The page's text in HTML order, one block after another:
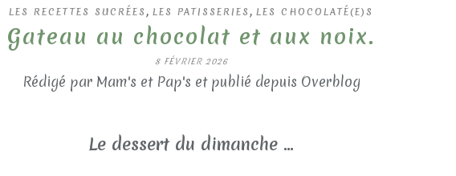
LES RECETTES SUCRÉES , LES PATISSERIES , LES CHOCOLATÉ(E)S
Gateau au chocolat et aux noix.
8 FÉVRIER 2026
Rédigé par Mam's et Pap's et publié depuis Overblog
Le dessert du dimanche ...